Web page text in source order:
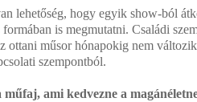
lehetőség, hogy egyik show-ból
formában is megmutatni. Családi
ottani műsor hónapokig nem
szempontból.
műfaj, ami kedvezne a